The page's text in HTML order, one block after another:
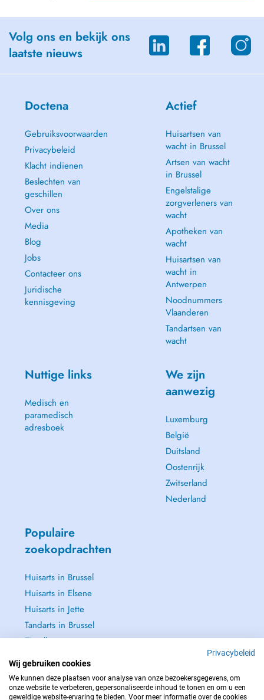
Volg ons en bekijk ons
laatste nieuws
Doctena
Gebruiksvoorwaarden
Privacybeleid
Klacht indienen
Beslechten van
geschillen
Over ons
Media
Blog
Jobs
Contacteer ons
Juridische
kennisgeving
Actief
Huisartsen van
wacht in Brussel
Artsen van wacht
in Brussel
Engelstalige
zorgverleners van
wacht
Apotheken van
wacht
Huisartsen van
wacht in
Antwerpen
Noodnummers
Vlaanderen
Tandartsen van
wacht
Nuttige links
Medisch en
paramedisch
adresboek
We zijn
aanwezig
Luxemburg
België
Duitsland
Oostenrijk
Zwitserland
Nederland
Populaire
zoekopdrachten
Huisarts in Brussel
Huisarts in Elsene
Huisarts in Jette
Tandarts in Brussel
Zie alle →
Privacybeleid
Wij gebruiken cookies
We kunnen deze plaatsen voor analyse van onze bezoekersgegevens, om
onze website te verbeteren, gepersonaliseerde inhoud te tonen en om u een
geweldige website-ervaring te bieden. Voor meer informatie over de cookies